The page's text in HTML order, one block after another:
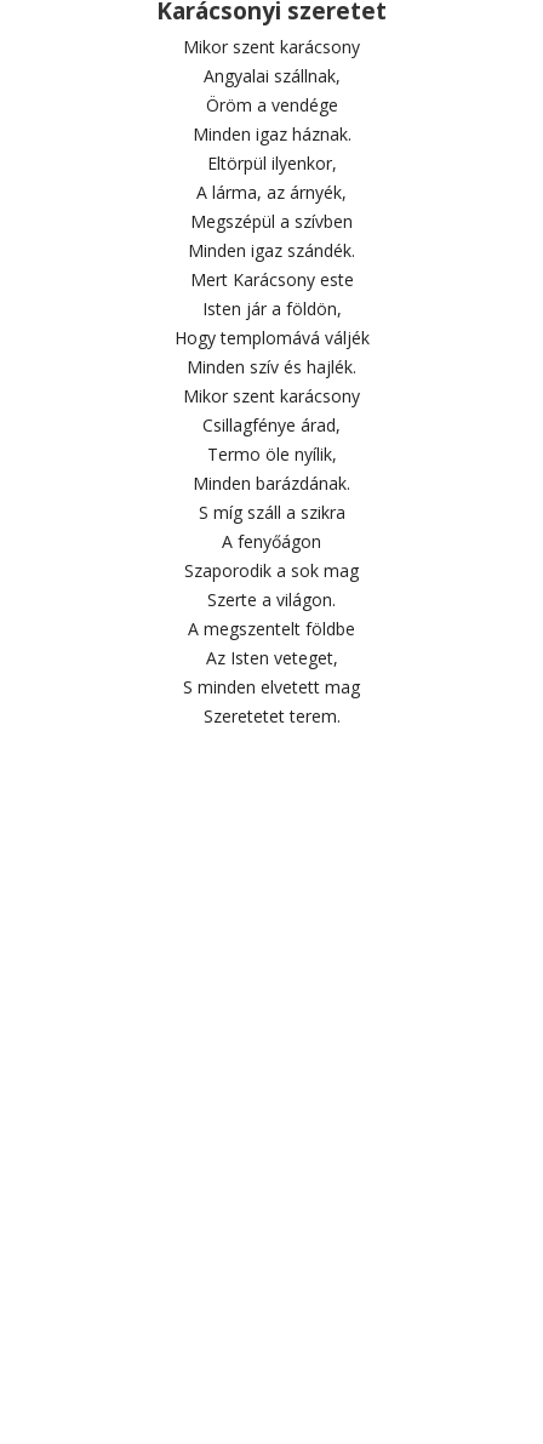
Karácsonyi szeretet
Mikor szent karácsony
Angyalai szállnak,
Öröm a vendége
Minden igaz háznak.
Eltörpül ilyenkor,
A lárma, az árnyék,
Megszépül a szívben
Minden igaz szándék.
Mert Karácsony este
Isten jár a földön,
Hogy templomává váljék
Minden szív és hajlék.
Mikor szent karácsony
Csillagfénye árad,
Termo öle nyílik,
Minden barázdának.
S míg száll a szikra
A fenyőágon
Szaporodik a sok mag
Szerte a világon.
A megszentelt földbe
Az Isten veteget,
S minden elvetett mag
Szeretetet terem.